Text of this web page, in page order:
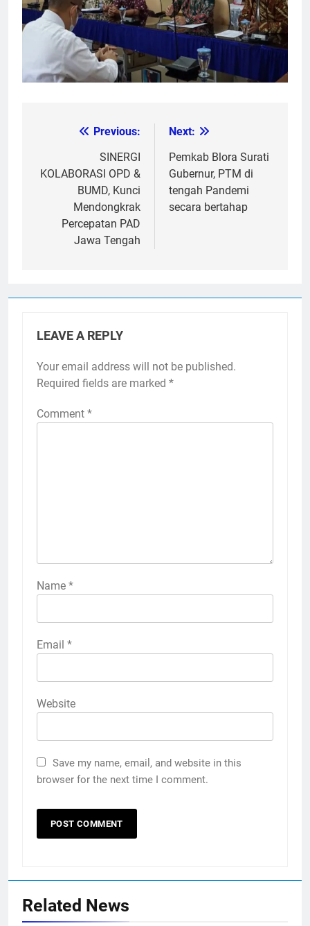
navigation
Previous:
SINERGI
KOLABORASI OPD &
BUMD, Kunci
Mendongkrak
Percepatan PAD
Jawa Tengah
Next:
Pemkab Blora Surati
Gubernur, PTM di
tengah Pandemi
secara bertahap
LEAVE A REPLY
Your email address will not be published.
Required fields are marked *
Comment *
Name *
Email *
Website
Save my name, email, and website in this
browser for the next time I comment.
Related News